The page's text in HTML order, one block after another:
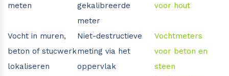
meten
gekalibreerde
meter
voor hout
Vocht in muren,
beton of stucwerk
lokaliseren
Niet-destructieve
meting via het
oppervlak
Vochtmeters
voor beton en
steen